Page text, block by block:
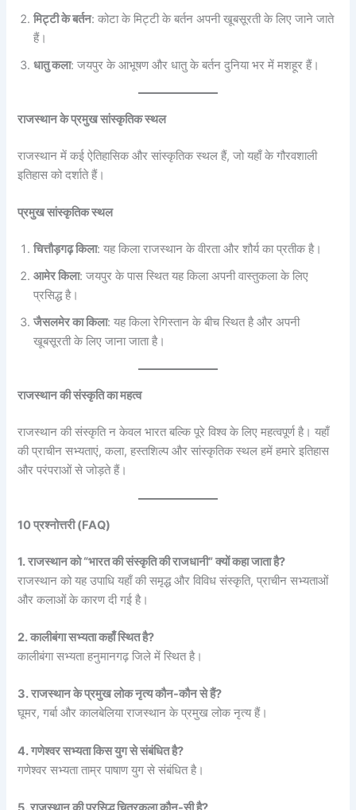
मिट्टी के बर्तन: कोटा के मिट्टी के बर्तन अपनी खूबसूरती के लिए जाने जाते
हैं।
धातु कला: जयपुर के आभूषण और धातु के बर्तन दुनिया भर में मशहूर हैं।
राजस्थान के प्रमुख सांस्कृतिक स्थल
राजस्थान में कई ऐतिहासिक और सांस्कृतिक स्थल हैं, जो यहाँ के गौरवशाली
इतिहास को दर्शाते हैं।
प्रमुख सांस्कृतिक स्थल
चित्तौड़गढ़ किला: यह किला राजस्थान के वीरता और शौर्य का प्रतीक है।
आमेर किला: जयपुर के पास स्थित यह किला अपनी वास्तुकला के लिए
प्रसिद्ध है।
जैसलमेर का किला: यह किला रेगिस्तान के बीच स्थित है और अपनी
खूबसूरती के लिए जाना जाता है।
राजस्थान की संस्कृति का महत्व
राजस्थान की संस्कृति न केवल भारत बल्कि पूरे विश्व के लिए महत्वपूर्ण है। यहाँ
की प्राचीन सभ्यताएं, कला, हस्तशिल्प और सांस्कृतिक स्थल हमें हमारे इतिहास
और परंपराओं से जोड़ते हैं।
10 प्रश्नोत्तरी (FAQ)
1. राजस्थान को “भारत की संस्कृति की राजधानी” क्यों कहा जाता है?
राजस्थान को यह उपाधि यहाँ की समृद्ध और विविध संस्कृति, प्राचीन सभ्यताओं
और कलाओं के कारण दी गई है।
2. कालीबंगा सभ्यता कहाँ स्थित है?
कालीबंगा सभ्यता हनुमानगढ़ जिले में स्थित है।
3. राजस्थान के प्रमुख लोक नृत्य कौन-कौन से हैं?
घूमर, गर्बा और कालबेलिया राजस्थान के प्रमुख लोक नृत्य हैं।
4. गणेश्वर सभ्यता किस युग से संबंधित है?
गणेश्वर सभ्यता ताम्र पाषाण युग से संबंधित है।